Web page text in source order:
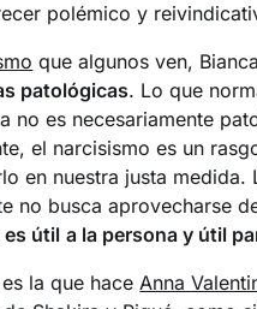
polémico y
que algunos ven,
patológicas. Lo que
no es necesariamente
el narcisismo es un
en nuestra justa medida.
no busca aprovecharse
es útil a la persona y útil
la que haceAnna